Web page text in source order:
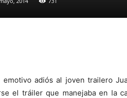
emotivo adiós al joven trailero
el tráiler que manejaba en la